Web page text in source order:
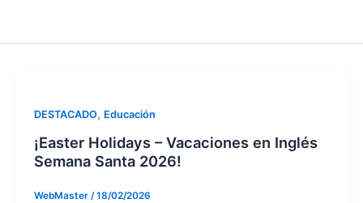
DESTACADO, Educación
¡Easter Holidays – Vacaciones en Inglés
Semana Santa 2026!
WebMaster /18/02/2026